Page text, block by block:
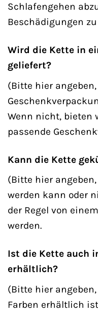
Schlafengehen
Beschädigungen
Wird die Kette in
geliefert?
(Bitte hier
Wenn nicht, bieten
passende
Kann die Kette
(Bitte hier
werden kann oder
der Regel von
werden.
Ist die Kette auch
erhältlich?
(Bitte hier
Farben erhältlich